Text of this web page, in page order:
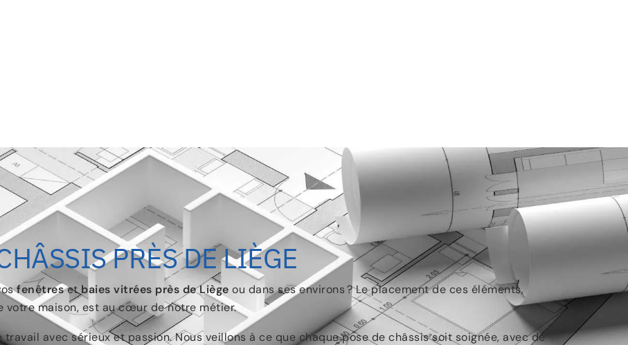
PRÈS DE LIÈGE
fenêtresetbaies vitrées près de Liège ou dans ses environs ? Le placement de ces éléments,
votre maison, est au cœur de notre métier.
travail avec sérieux et passion. Nous veillons à ce que chaque pose de châssis soit soignée, avec de